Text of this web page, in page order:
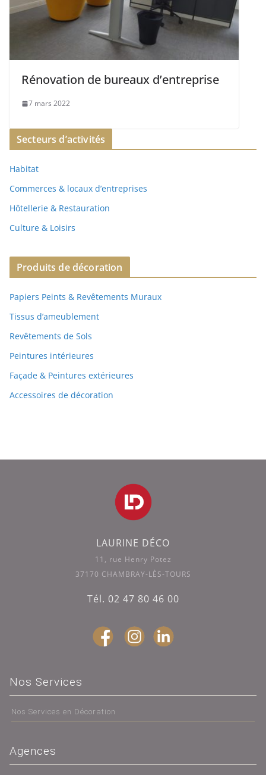
Rénovation de bureaux d’entreprise
7 mars 2022
Secteurs d’activités
Habitat
Commerces & locaux d’entreprises
Hôtellerie & Restauration
Culture & Loisirs
Produits de décoration
Papiers Peints & Revêtements Muraux
Tissus d’ameublement
Revêtements de Sols
Peintures intérieures
Façade & Peintures extérieures
Accessoires de décoration
LAURINE DÉCO
11, rue Henry Potez
37170 CHAMBRAY-LÈS-TOURS
Tél. 02 47 80 46 00
Nos Services
Nos Services en Décoration
Agences